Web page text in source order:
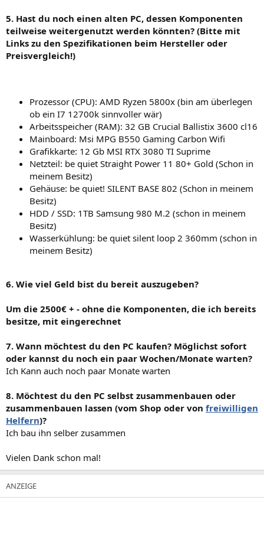
5. Hast du noch einen alten PC, dessen Komponenten
teilweise weitergenutzt werden könnten? (Bitte mit
Links zu den Spezifikationen beim Hersteller oder
Preisvergleich!)
Prozessor (CPU): AMD Ryzen 5800x (bin am überlegen
ob ein I7 12700k sinnvoller wär)
Arbeitsspeicher (RAM): 32 GB Crucial Ballistix 3600 cl16
Mainboard: Msi MPG B550 Gaming Carbon Wifi
Grafikkarte: 12 Gb MSI RTX 3080 TI Suprime
Netzteil: be quiet Straight Power 11 80+ Gold (Schon in
meinem Besitz)
Gehäuse: be quiet! SILENT BASE 802 (Schon in meinem
Besitz)
HDD / SSD: 1TB Samsung 980 M.2 (schon in meinem
Besitz)
Wasserkühlung: be quiet silent loop 2 360mm (schon in
meinem Besitz)
6. Wie viel Geld bist du bereit auszugeben?
Um die 2500€ + - ohne die Komponenten, die ich bereits
besitze, mit eingerechnet
7. Wann möchtest du den PC kaufen? Möglichst sofort
oder kannst du noch ein paar Wochen/Monate warten?
Ich Kann auch noch paar Monate warten
8. Möchtest du den PC selbst zusammenbauen oder
zusammenbauen lassen (vom Shop oder von freiwilligen
Helfern)?
Ich bau ihn selber zusammen
Vielen Dank schon mal!